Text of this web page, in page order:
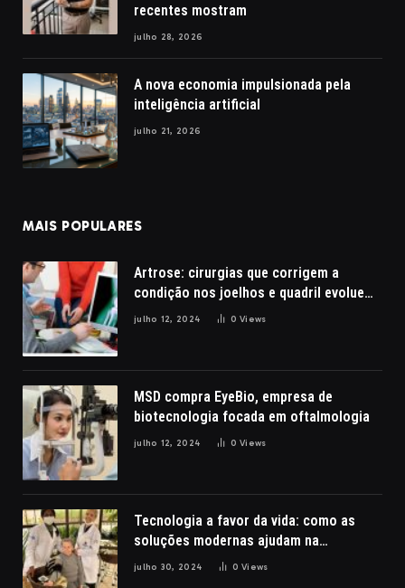
recentes mostram
julho 28, 2026
A nova economia impulsionada pela
inteligência artificial
julho 21, 2026
MAIS POPULARES
Artrose: cirurgias que corrigem a
condição nos joelhos e quadril evoluem
com a robótica
julho 12, 2024 0Views
MSD compra EyeBio, empresa de
biotecnologia focada em oftalmologia
julho 12, 2024 0Views
Tecnologia a favor da vida: como as
soluções modernas ajudam na
reabilitação de pacientes com lesões
julho 30, 2024 0Views